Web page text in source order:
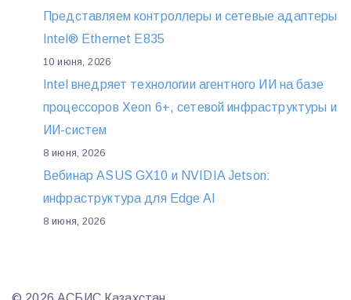
Представляем контроллеры и сетевые адаптеры
Intel® Ethernet E835
10 июня, 2026
Intel внедряет технологии агентного ИИ на базе
процессоров Xeon 6+, сетевой инфраструктуры и
ИИ-систем
8 июня, 2026
Вебинар ASUS GX10 и NVIDIA Jetson:
инфраструктура для Edge AI
8 июня, 2026